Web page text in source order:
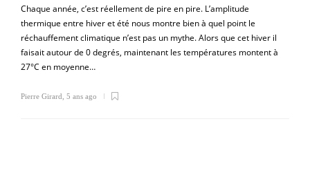
Chaque année, c’est réellement de pire en pire. L’amplitude
thermique entre hiver et été nous montre bien à quel point le
réchauffement climatique n’est pas un mythe. Alors que cet hiver il
faisait autour de 0 degrés, maintenant les températures montent à
27°C en moyenne…
Pierre Girard 5 ans ago